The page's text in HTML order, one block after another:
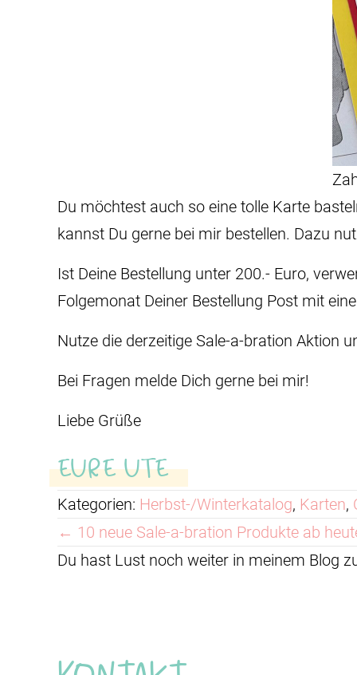
Du möchtest auch so eine tolle Karte
kannst Du gerne bei mir bestellen. Dazu
Ist Deine Bestellung unter 200.- Euro,
Folgemonat Deiner Bestellung Post mit
Nutze die derzeitige Sale-a-bration Aktion
Bei Fragen melde Dich gerne bei mir!
Liebe Grüße
EURE UTE
Kategorien: Herbst-/Winterkatalog, Karten,
Posts
← 10 neue Sale-a-bration Produkte ab
Du hast Lust noch weiter in meinem Blog